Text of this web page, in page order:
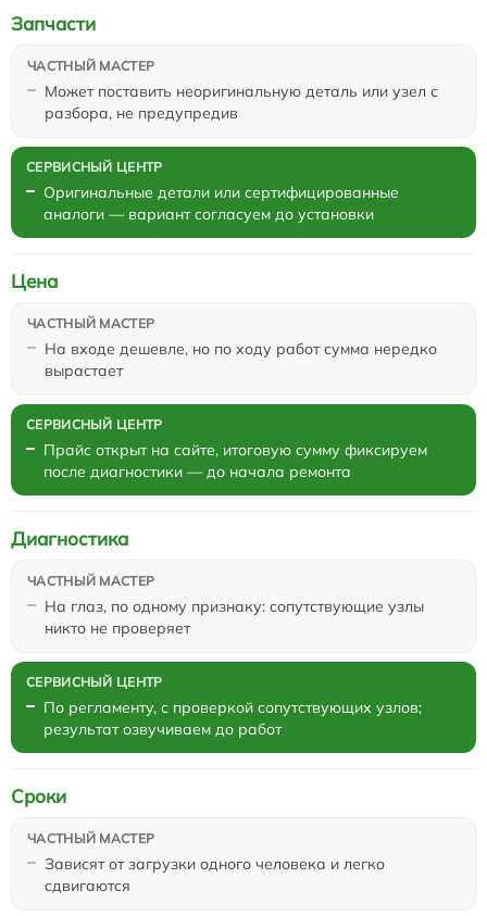
Может поставить неоригинальную деталь или узел с
разбора, не предупредив
Запчасти
Оригинальные детали или сертифицированные
аналоги — вариант согласуем до установки
На входе дешевле, но по ходу работ сумма нередко
вырастает
Цена
Прайс открыт на сайте, итоговую сумму фиксируем
после диагностики — до начала ремонта
На глаз, по одному признаку: сопутствующие узлы
никто не проверяет
Диагностика
По регламенту, с проверкой сопутствующих узлов;
результат озвучиваем до работ
Зависят от загрузки одного человека и легко
сдвигаются
Сроки